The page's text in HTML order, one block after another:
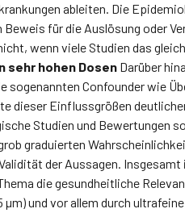
ableiten. Die
für die Auslösung oder
wenn viele Studien das
sehr hohen Dosen Darüber
Confounder wie
dieser Einflussgrößen
Studien und Bewertungen
graduierten
der Aussagen.
die gesundheitliche
und vor allem durch